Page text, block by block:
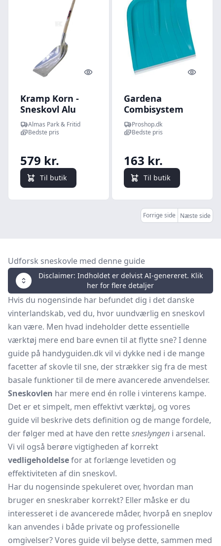
Quick look
Kramp Korn -
Sneskovl Alu
m/slidkant 171
cm
Almas Park & Fritid
Bedste pris
579 kr.
Til butik
Quick
Gardena
Combisystem
Sneskovl ES 40
Proshop.dk
Bedste pris
163 kr.
Til butik
Forrige side Næste side
Udforsk sneskovle med denne guide
Disclaimer: Indholdet er delvist AI-genereret. Klik
her for flere detaljer
Hvis du nogensinde har befundet dig i det danske
vinterlandskab, ved du, hvor uundværlig en sneskovl
kan være. Men hvad indeholder dette essentielle
værktøj mere end bare evnen til at flytte sne? I denne
guide på handyguiden.dk vil vi dykke ned i de mange
facetter af skovle til sne, der strækker sig fra de mest
basale funktioner til de mere avancerede anvendelser.
Sneskovlen har mere end én rolle i vinterens kampe.
Det er et simpelt, men effektivt værktøj, og vores
guide vil beskrive dets definition og de mange fordele,
der følger med at have den rettesneslyngen i arsenal.
Vi vil også berøre vigtigheden af korrekt
vedligeholdelsefor at forlænge levetiden og
effektiviteten af din sneskovl.
Har du nogensinde spekuleret over, hvordan man
bruger en sneskraber korrekt? Eller måske er du
interesseret i de avancerede måder, hvorpå en sneplov
kan anvendes i både private og professionelle
omgivelser? Vores guide vil belyse dette, sammen med